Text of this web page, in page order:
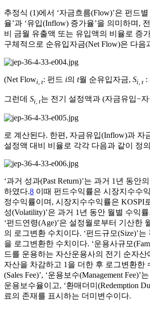
추정식 (1)에서 ‘자금흐름(Flow)’은 펀드
율’과 ‘유입(Inflow) 증가율’을 의미하며,
비 금월 유출액 또는 유입액의 비율로 증
구체적으로 순유입자금(Net Flow)은 다음
(Net Flowi, t: 펀드 i의 t월 순유입자금, Si, t :
그런데 Si, t는 전기 설정액과 (자금유입−
로 계산된다. 한편, 자금유입(Inflow)과 자
설정액 대비 비율로 각각 다음과 같이 정
‘과거 성과(Past Return)’는 과거 1년 동안
하였다.8 이때 펀드수익률은 시장지수수
정수익률이며, 시장지수수익률은 KOSPI
성(Volatility)’은 과거 1년 동안 월별 수익
‘펀드연령(Age)’은 설정월로부터 기산한
의 로그변환 수치이다. ‘펀드규모(Size)’
을 로그변환한 수치이다. ‘운용사규모
드를 운용하는 자산운용사의 전기 순자산
자산을 차감하고 1을 더한 후 로그변환한
(Sales Fee)’, ‘운용보수(Management
운용보수율이고, ‘환매더미(Redemption
료의 존재를 표시하는 더미변수이다.